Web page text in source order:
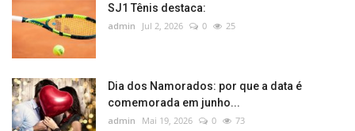
SJ1 Tênis destaca:
admin Jul 2, 2026 0 25
Dia dos Namorados: por que a data é
comemorada em junho...
admin Mai 19, 2026 0 73